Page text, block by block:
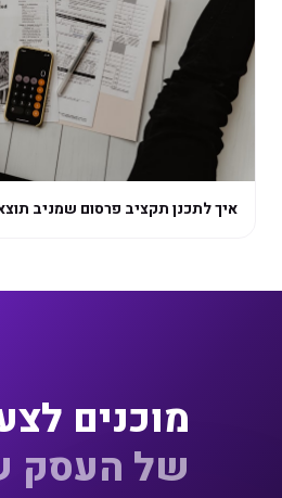
איך לתכנן תקציב פרסום שמניב
מוכנים
של העסק